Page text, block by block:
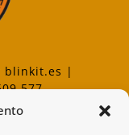
blinkit.es |
577